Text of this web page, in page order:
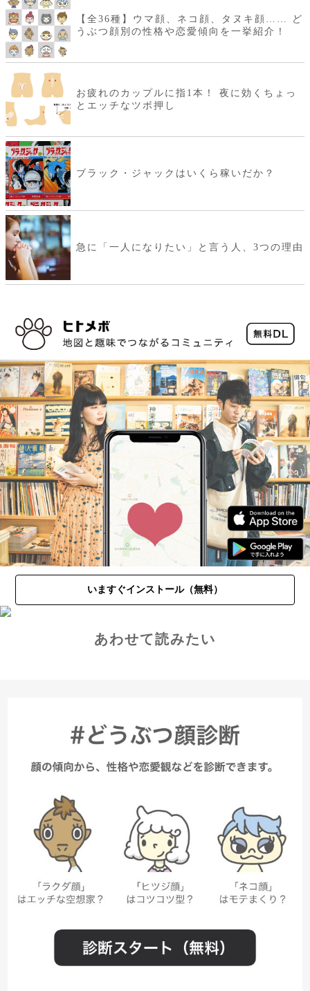
【全36種】ウマ顔、ネコ顔、タヌキ顔…… ど
うぶつ顔別の性格や恋愛傾向を一挙紹介！
お疲れのカップルに指1本！ 夜に効くちょっ
とエッチなツボ押し
ブラック・ジャックはいくら稼いだか？
急に「一人になりたい」と言う人、3つの理由
いますぐインストール（無料）
あわせて読みたい